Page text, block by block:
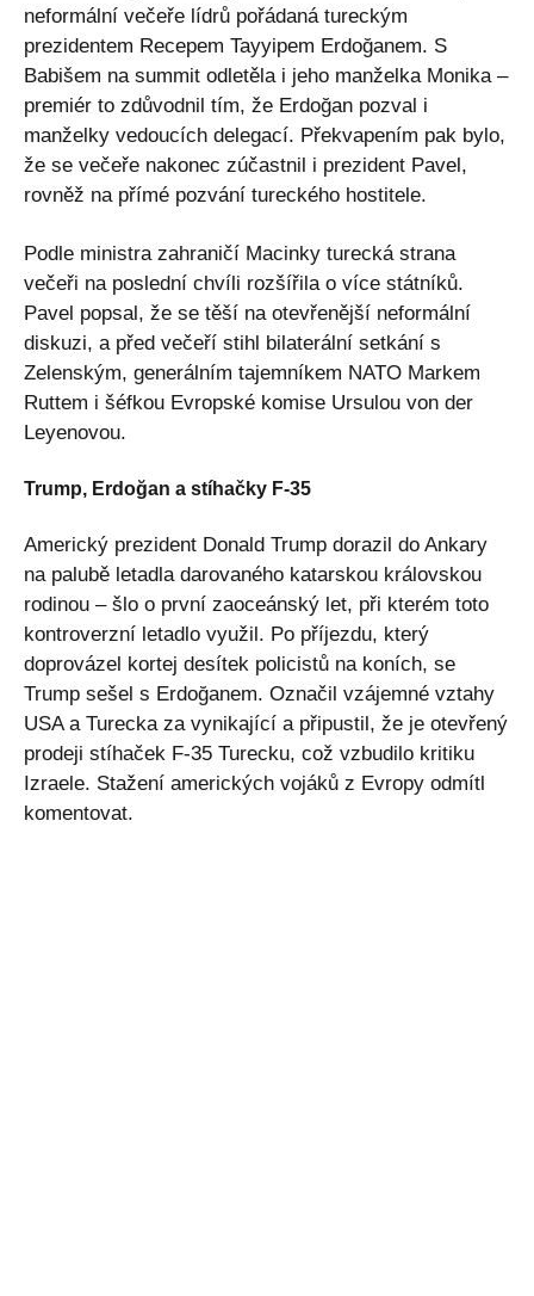
neformální večeře lídrů pořádaná tureckým
prezidentem Recepem Tayyipem Erdoğanem. S
Babišem na summit odletěla i jeho manželka Monika –
premiér to zdůvodnil tím, že Erdoğan pozval i
manželky vedoucích delegací. Překvapením pak bylo,
že se večeře nakonec zúčastnil i prezident Pavel,
rovněž na přímé pozvání tureckého hostitele.
Podle ministra zahraničí Macinky turecká strana
večeři na poslední chvíli rozšířila o více státníků.
Pavel popsal, že se těší na otevřenější neformální
diskuzi, a před večeří stihl bilaterální setkání s
Zelenským, generálním tajemníkem NATO Markem
Ruttem i šéfkou Evropské komise Ursulou von der
Leyenovou.
Trump, Erdoğan a stíhačky F-35
Americký prezident Donald Trump dorazil do Ankary
na palubě letadla darovaného katarskou královskou
rodinou – šlo o první zaoceánský let, při kterém toto
kontroverzní letadlo využil. Po příjezdu, který
doprovázel kortej desítek policistů na koních, se
Trump sešel s Erdoğanem. Označil vzájemné vztahy
USA a Turecka za vynikající a připustil, že je otevřený
prodeji stíhaček F-35 Turecku, což vzbudilo kritiku
Izraele. Stažení amerických vojáků z Evropy odmítl
komentovat.